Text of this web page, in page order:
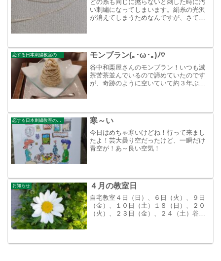
どの糸も同じに撚らないと刺した時に汚
い刺繡になってしまいます。絹糸の光沢
が消えてしまうためなんですが、さてさ
じですかね！
恋する日本刺繍教室のブログ モンブラン(｡･ω･｡)ﾉ♡
谷中和栗屋さんのモンブラン！いつも滅
茶苦茶並んでいるので諦めていたのです
が、奇跡のように空いていて約３年ぶり
寒～い
今日はめちゃ寒いけどね！行って来まし
たよ！芸大曇り空だったけど、一瞬だけ
青空が！あ～良い空気！
お知らせ ４月の教室日
自宅教室４日（日）、６日（火）、９日
（金）、１０日（土）１８（日）、２０
（火）、２３日（金）、２４（土）谷中